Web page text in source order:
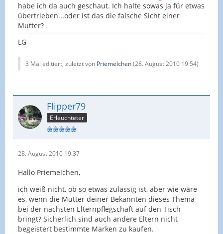
habe ich da auch geschaut. Ich halte sowas ja für etwas
übertrieben...oder ist das die falsche Sicht einer
Mutter?
LG
3 Mal editiert, zuletzt von Priemelchen(28. August 2010 19:54)
Flipper79
Erleuchteter
28. August 2010 19:37
Hallo Priemelchen,
ich weiß nicht, ob so etwas zulässig ist, aber wie wäre
es, wenn die Mutter deiner Bekannten dieses Thema
bei der nächsten Elternpflegschaft auf den Tisch
bringt? Sicherlich sind auch andere Eltern nicht
begeistert bestimmte Marken zu kaufen.